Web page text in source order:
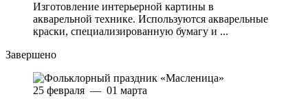
Изготовление интерьерной картины в
акварельной технике. Используются акварельные
краски, специализированную бумагу и ...
Завершено
25 февраля — 01 марта